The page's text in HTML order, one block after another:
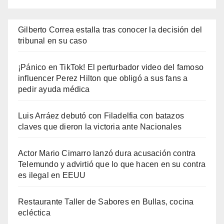
Gilberto Correa estalla tras conocer la decisión del
tribunal en su caso
¡Pánico en TikTok! El perturbador video del famoso
influencer Perez Hilton que obligó a sus fans a
pedir ayuda médica
Luis Arráez debutó con Filadelfia con batazos
claves que dieron la victoria ante Nacionales
Actor Mario Cimarro lanzó dura acusación contra
Telemundo y advirtió que lo que hacen en su contra
es ilegal en EEUU
Restaurante Taller de Sabores en Bullas, cocina
ecléctica